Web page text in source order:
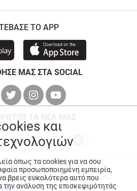
ΤΟ APP
ΜΑΣ ΣΤΑ SOCIAL
Kritikos. All Rights Reserved
και
όπως τα cookies για να σου
προσωποποιημένη εμπειρία,
βρεις ευκολότερα αυτό που
την ανάλυση της επισκεψιμότητάς